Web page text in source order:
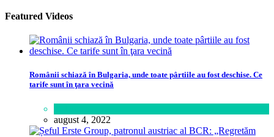
Featured Videos
Românii schiază în Bulgaria, unde toate pârtiile au fost deschise. Ce
tarife sunt în ţara vecină
august 4, 2022